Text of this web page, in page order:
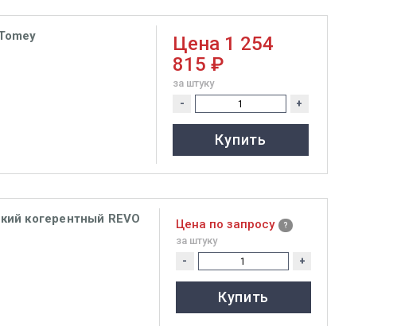
Цена 1 254
815 ₽
за штуку
- +
Купить
когерентный REVO
Цена по запросу
за штуку
- +
Купить